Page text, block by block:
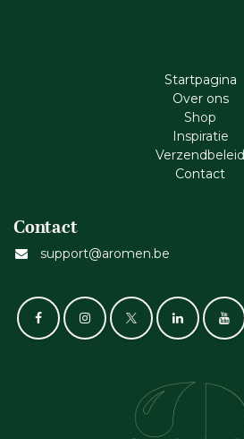
Startpagina
Ove​r​ ons
Shop
Inspiratie
Verzendbeleid
Cont​act
Contact
support@aromen.be